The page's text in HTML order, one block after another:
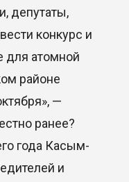
депутаты,
конкурс и
для атомной
районе
—
ранее?
года Касым-
и